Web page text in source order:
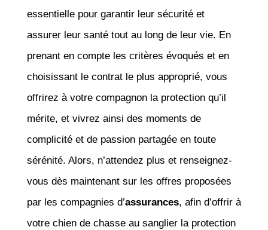
essentielle pour garantir leur sécurité et
assurer leur santé tout au long de leur vie. En
prenant en compte les critères évoqués et en
choisissant le contrat le plus approprié, vous
offrirez à votre compagnon la protection qu’il
mérite, et vivrez ainsi des moments de
complicité et de passion partagée en toute
sérénité. Alors, n’attendez plus et renseignez-
vous dès maintenant sur les offres proposées
par les compagnies d’assurances, afin d’offrir à
votre chien de chasse au sanglier la protection